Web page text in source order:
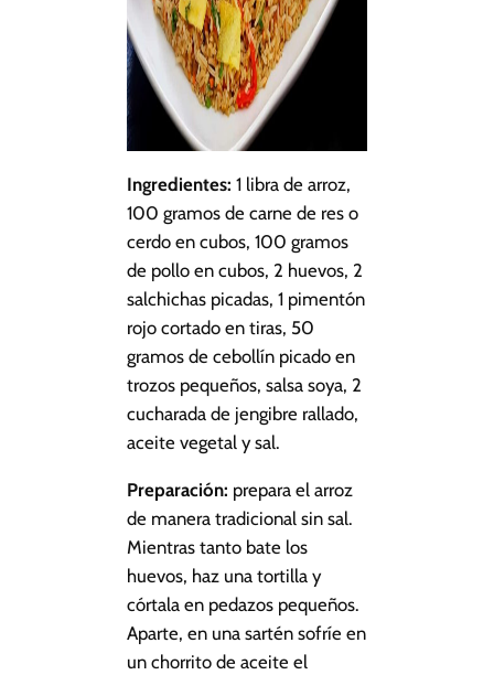
Ingredientes: 1 libra de arroz,
100 gramos de carne de res o
cerdo en cubos, 100 gramos
de pollo en cubos, 2 huevos, 2
salchichas picadas, 1 pimentón
rojo cortado en tiras, 50
gramos de cebollín picado en
trozos pequeños, salsa soya, 2
cucharada de jengibre rallado,
aceite vegetal y sal.
Preparación: prepara el arroz
de manera tradicional sin sal.
Mientras tanto bate los
huevos, haz una tortilla y
córtala en pedazos pequeños.
Aparte, en una sartén sofríe en
un chorrito de aceite el